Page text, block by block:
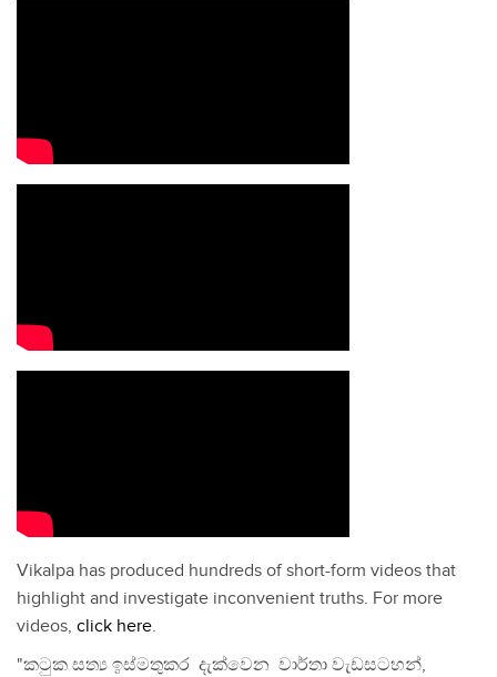
Vikalpa has produced hundreds of short-form videos that
highlight and investigate inconvenient truths. For more
videos, click here.
"කටුක සත්‍ය ඉස්මතුකර දැක්වෙන වාර්තා වැඩසටහන්,